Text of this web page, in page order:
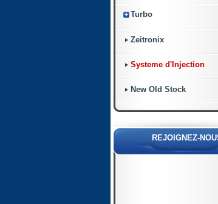
Turbo
Zeitronix
Systeme d'Injection
New Old Stock
REJOIGNEZ-